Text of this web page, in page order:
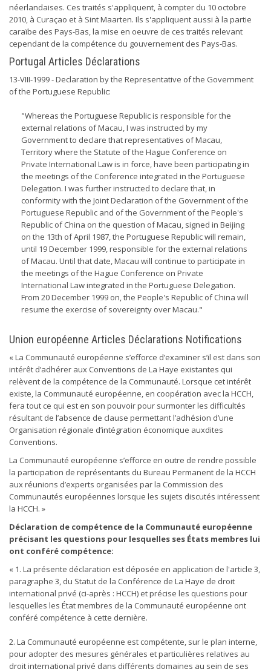
néerlandaises. Ces traités s'appliquent, à compter du 10 octobre
2010, à Curaçao et à Sint Maarten. Ils s'appliquent aussi à la partie
caraïbe des Pays-Bas, la mise en oeuvre de ces traités relevant
cependant de la compétence du gouvernement des Pays-Bas.
Portugal Articles Déclarations
13-VIII-1999 - Declaration by the Representative of the Government
of the Portuguese Republic:
"Whereas the Portuguese Republic is responsible for the
external relations of Macau, I was instructed by my
Government to declare that representatives of Macau,
Territory where the Statute of the Hague Conference on
Private International Law is in force, have been participating in
the meetings of the Conference integrated in the Portuguese
Delegation. I was further instructed to declare that, in
conformity with the Joint Declaration of the Government of the
Portuguese Republic and of the Government of the People's
Republic of China on the question of Macau, signed in Beijing
on the 13th of April 1987, the Portuguese Republic will remain,
until 19 December 1999, responsible for the external relations
of Macau. Until that date, Macau will continue to participate in
the meetings of the Hague Conference on Private
International Law integrated in the Portuguese Delegation.
From 20 December 1999 on, the People's Republic of China will
resume the exercise of sovereignty over Macau."
Union européenne Articles Déclarations Notifications
« La Communauté européenne s’efforce d’examiner s’il est dans son
intérêt d’adhérer aux Conventions de La Haye existantes qui
relèvent de la compétence de la Communauté. Lorsque cet intérêt
existe, la Communauté européenne, en coopération avec la HCCH,
fera tout ce qui est en son pouvoir pour surmonter les difficultés
résultant de l’absence de clause permettant l’adhésion d’une
Organisation régionale d’intégration économique auxdites
Conventions.
La Communauté européenne s’efforce en outre de rendre possible
la participation de représentants du Bureau Permanent de la HCCH
aux réunions d’experts organisées par la Commission des
Communautés européennes lorsque les sujets discutés intéressent
la HCCH. »
Déclaration de compétence de la Communauté européenne
précisant les questions pour lesquelles ses États membres lui
ont conféré compétence:
« 1. La présente déclaration est déposée en application de l'article 3,
paragraphe 3, du Statut de la Conférence de La Haye de droit
international privé (ci-après : HCCH) et précise les questions pour
lesquelles les État membres de la Communauté européenne ont
conféré compétence à cette dernière.
2. La Communauté européenne est compétente, sur le plan interne,
pour adopter des mesures générales et particulières relatives au
droit international privé dans différents domaines au sein de ses